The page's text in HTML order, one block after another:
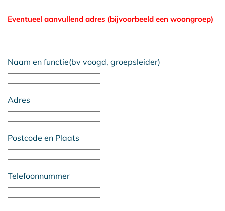
Eventueel aanvullend adres (bijvoorbeeld een woongroep)
Naam en functie(bv voogd, groepsleider)
Adres
Postcode en Plaats
Telefoonnummer